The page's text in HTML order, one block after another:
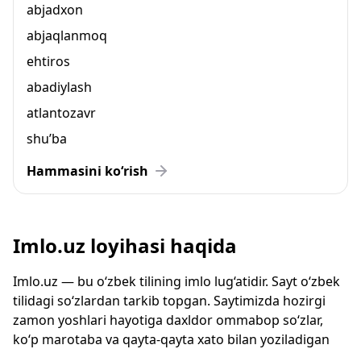
abjadxon
abjaqlanmoq
ehtiros
abadiylash
atlantozavr
shu’ba
Hammasini ko‘rish
Imlo.uz loyihasi haqida
Imlo.uz — bu o‘zbek tilining imlo lug‘atidir. Sayt o‘zbek
tilidagi so‘zlardan tarkib topgan. Saytimizda hozirgi
zamon yoshlari hayotiga daxldor ommabop so‘zlar,
ko‘p marotaba va qayta-qayta xato bilan yoziladigan